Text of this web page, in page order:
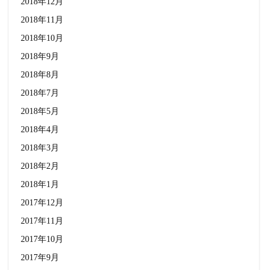
2018年11月
2018年10月
2018年9月
2018年8月
2018年7月
2018年5月
2018年4月
2018年3月
2018年2月
2018年1月
2017年12月
2017年11月
2017年10月
2017年9月